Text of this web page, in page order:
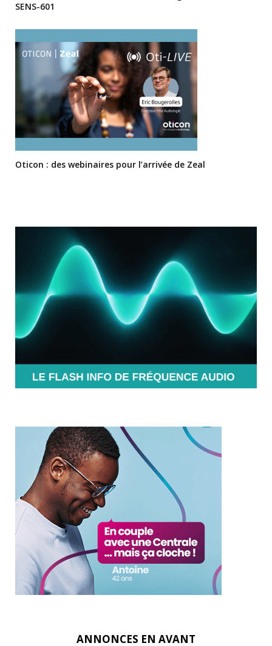
SENS-601
Oticon : des webinaires pour l’arrivée de Zeal
ANNONCES EN AVANT